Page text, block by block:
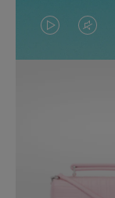
VIDEO
IS
OP